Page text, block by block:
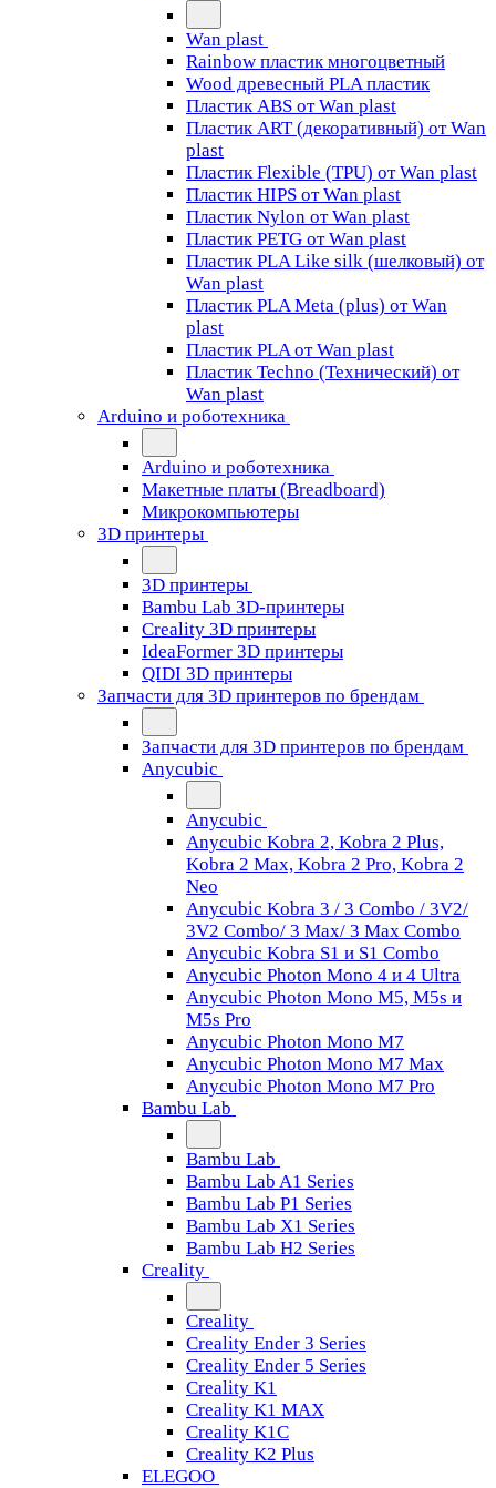
Wan plast
Rainbow пластик многоцветный
Wood древесный PLA пластик
Пластик ABS от Wan plast
Пластик ART (декоративный) от Wan
plast
Пластик Flexible (TPU) от Wan plast
Пластик HIPS от Wan plast
Пластик Nylon от Wan plast
Пластик PETG от Wan plast
Пластик PLA Like silk (шелковый) от
Wan plast
Пластик PLA Meta (plus) от Wan
plast
Пластик PLA от Wan plast
Пластик Techno (Технический) от
Wan plast
Arduino и роботехника
Arduino и роботехника
Макетные платы (Breadboard)
Микрокомпьютеры
3D принтеры
3D принтеры
Bambu Lab 3D-принтеры
Creality 3D принтеры
IdeaFormer 3D принтеры
QIDI 3D принтеры
Запчасти для 3D принтеров по брендам
Запчасти для 3D принтеров по брендам
Anycubic
Anycubic
Anycubic Kobra 2, Kobra 2 Plus,
Kobra 2 Max, Kobra 2 Pro, Kobra 2
Neo
Anycubic Kobra 3 / 3 Combo / 3V2/
3V2 Combo/ 3 Max/ 3 Max Combo
Anycubic Kobra S1 и S1 Combo
Anycubic Photon Mono 4 и 4 Ultra
Anycubic Photon Mono M5, M5s и
M5s Pro
Anycubic Photon Mono M7
Anycubic Photon Mono M7 Max
Anycubic Photon Mono M7 Pro
Bambu Lab
Bambu Lab
Bambu Lab A1 Series
Bambu Lab P1 Series
Bambu Lab X1 Series
Bambu Lab H2 Series
Creality
Creality
Creality Ender 3 Series
Creality Ender 5 Series
Creality K1
Creality K1 MAX
Creality K1C
Creality K2 Plus
ELEGOO